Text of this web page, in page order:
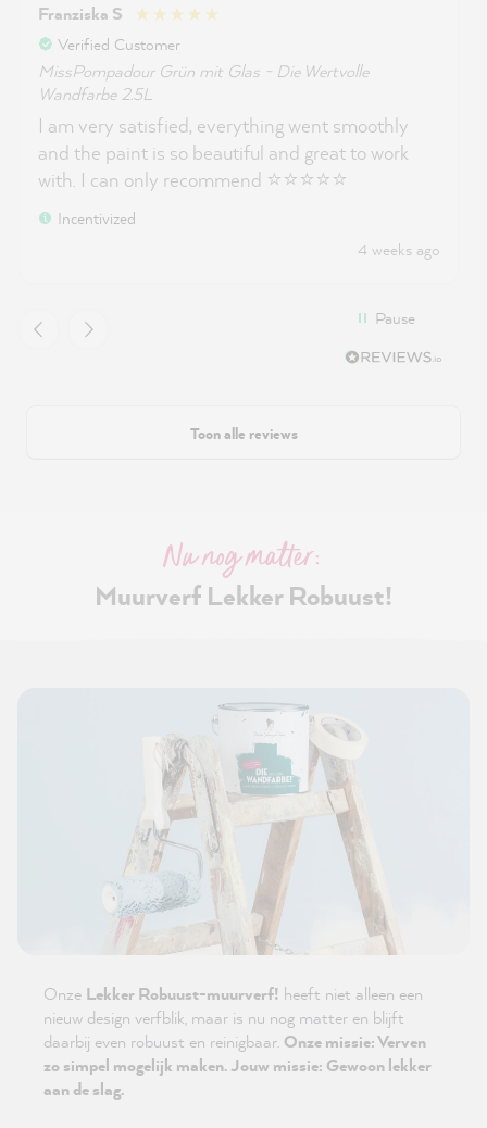
Franziska S
Verified Customer
MissPompadour Grün mit Glas - Die Wertvolle
Wandfarbe 2.5L
I am very satisfied, everything went smoothly
and the paint is so beautiful and great to work
with. I can only recommend ⭐️⭐️⭐️⭐️⭐️
Incentivized
4 weeks ago
Pause
Toon alle reviews
Nu nog matter:
Muurverf Lekker Robuust!
Onze Lekker Robuust-muurverf! heeft niet alleen een
nieuw design verfblik, maar is nu nog matter en blijft
daarbij even robuust en reinigbaar. Onze missie: Verven
zo simpel mogelijk maken. Jouw missie: Gewoon lekker
aan de slag.